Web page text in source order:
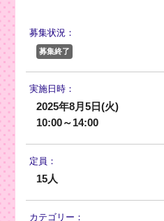
募集状況：
募集終了
実施日時：
2025年8月5日(火)
10:00～14:00
定員：
15人
カテゴリー：